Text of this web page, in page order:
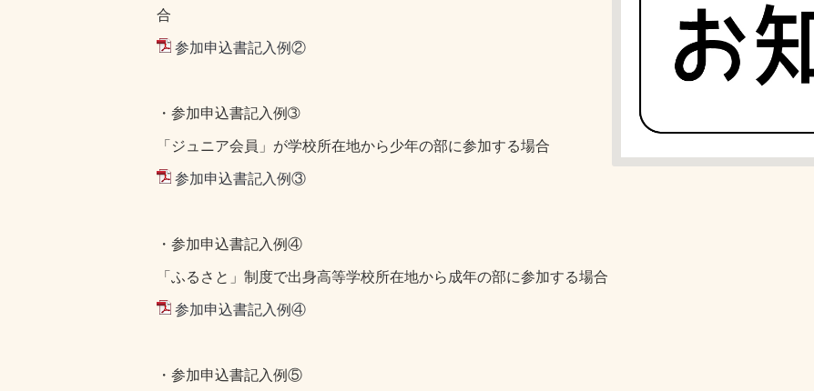
合
参加申込書記入例②
・参加申込書記入例➂
「ジュニア会員」が学校所在地から少年の部に参加する場合
参加申込書記入例③
・参加申込書記入例④
「ふるさと」制度で出身高等学校所在地から成年の部に参加する場合
参加申込書記入例④
・参加申込書記入例⑤